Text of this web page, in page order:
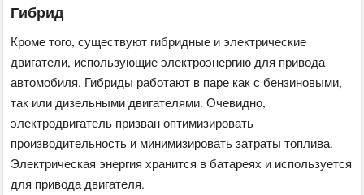
Гибрид
Кроме того, существуют гибридные и электрические
двигатели, использующие электроэнергию для привода
автомобиля. Гибриды работают в паре как с бензиновыми,
так или дизельными двигателями. Очевидно,
электродвигатель призван оптимизировать
производительность и минимизировать затраты топлива.
Электрическая энергия хранится в батареях и используется
для привода двигателя.